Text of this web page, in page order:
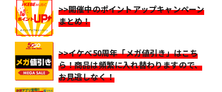
>>開催中のポイントアップキャンペーン
まとめ！
>>イケベ50周年「メガ値引き」はこち
ら！商品は頻繁に入れ替わりますので、
お見逃しなく！